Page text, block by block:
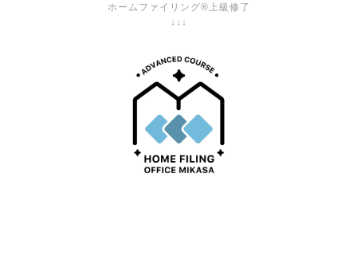
ホームファイリング®上級修了
↓↓↓